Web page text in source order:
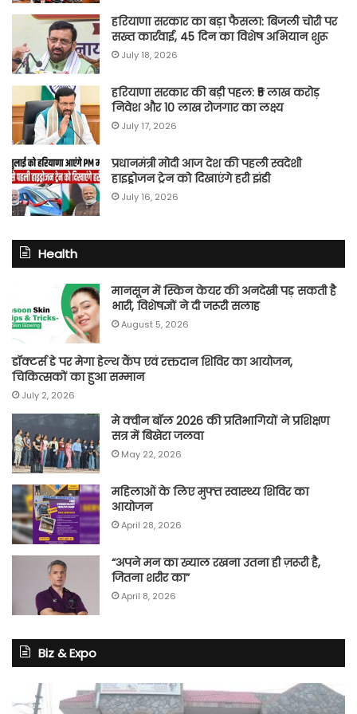
हरियाणा सरकार का बड़ा फैसला: बिजली चोरी पर
सख्त कार्रवाई, 45 दिन का विशेष अभियान शुरू
July 18, 2026
हरियाणा सरकार की बड़ी पहल: ₹5 लाख करोड़
निवेश और 10 लाख रोजगार का लक्ष्य
July 17, 2026
प्रधानमंत्री मोदी आज देश की पहली स्वदेशी
हाइड्रोजन ट्रेन को दिखाएंगे हरी झंडी
July 16, 2026
Health
मानसून में स्किन केयर की अनदेखी पड़ सकती है
भारी, विशेषज्ञों ने दी जरूरी सलाह
August 5, 2026
डॉक्टर्स डे पर मेगा हेल्थ कैंप एवं रक्तदान शिविर का आयोजन,
चिकित्सकों का हुआ सम्मान
July 2, 2026
मे क्वीन बॉल 2026 की प्रतिभागियों ने प्रशिक्षण
सत्र में बिखेरा जलवा
May 22, 2026
महिलाओं के लिए मुफ्त स्वास्थ्य शिविर का
आयोजन
April 28, 2026
“अपने मन का ख्याल रखना उतना ही ज़रूरी है,
जितना शरीर का”
April 8, 2026
Biz & Expo